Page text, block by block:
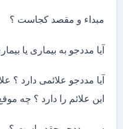
مبداء و مقصد کجاست ؟
آیا مددجو به بیماری یا
آیا مددجو علائمی دارد ؟
این علائم را دارد ؟ چه